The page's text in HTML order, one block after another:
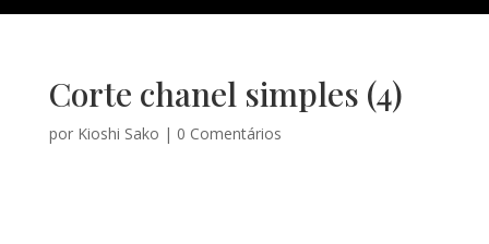
Corte chanel simples (4)
por Kioshi Sako | 0 Comentários